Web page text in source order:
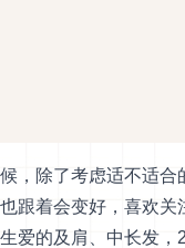
，除了考虑适不适
跟着会变好，喜欢
爱的及肩、中长发